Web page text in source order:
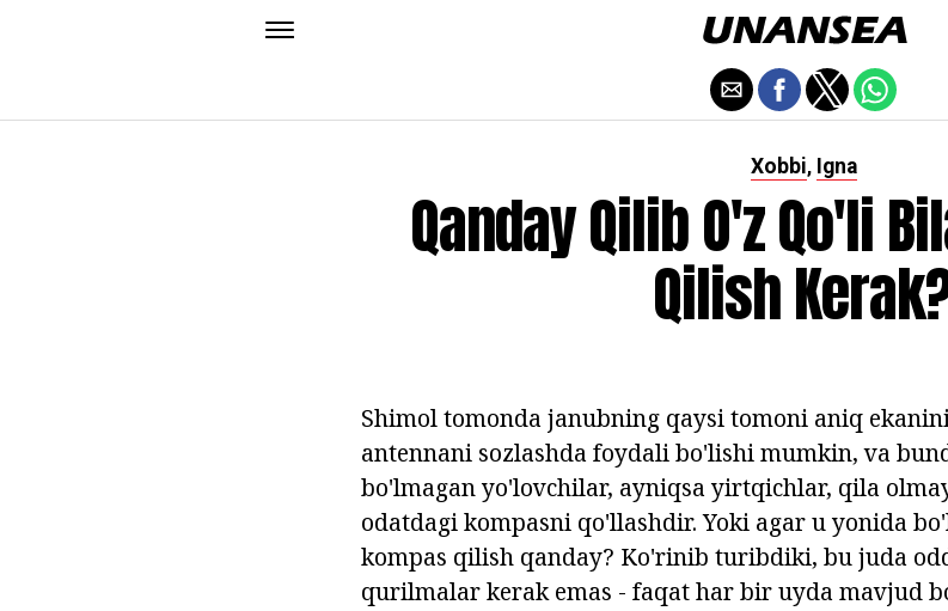
Xobbi, Igna
Qanday Qilib O'z Qo'li
Qilish
Shimol tomonda janubning qaysi tomoni aniq
antennani sozlashda foydali bo'lishi mumkin, va
bo'lmagan yo'lovchilar, ayniqsa yirtqichlar, qila
odatdagi kompasni qo'llashdir. Yoki agar u yonida
kompas qilish qanday? Ko'rinib turibdiki, bu juda
qurilmalar kerak emas - faqat har bir uyda mavjud